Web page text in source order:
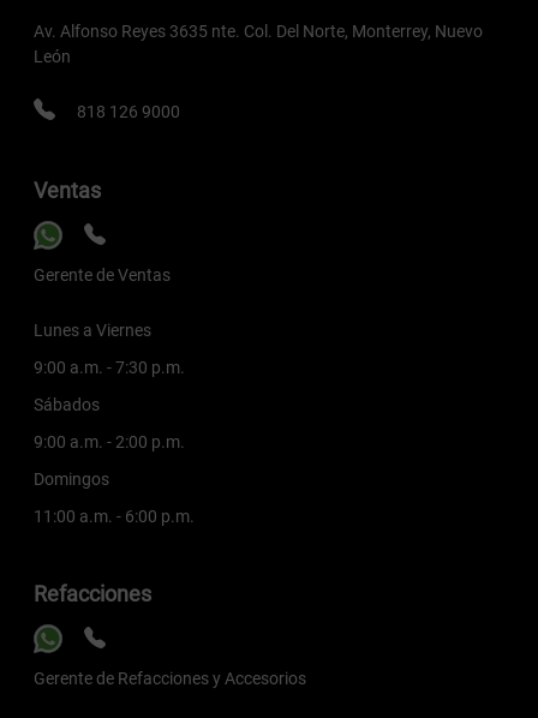
Av. Alfonso Reyes 3635 nte. Col. Del Norte, Monterrey, Nuevo
León
818 126 9000
Ventas
Gerente de Ventas
Lunes a Viernes
9:00 a.m. - 7:30 p.m.
Sábados
9:00 a.m. - 2:00 p.m.
Domingos
11:00 a.m. - 6:00 p.m.
Refacciones
Gerente de Refacciones y Accesorios